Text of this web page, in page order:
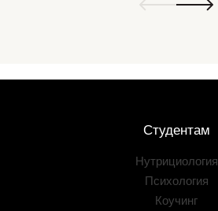
Студентам
Нутрициология
Психология
Коучинг